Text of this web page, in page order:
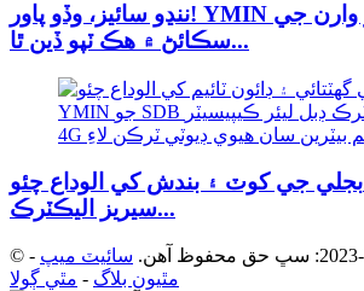
ننڍو سائيز، وڏو پاور! YMIN ڪيپيسٽر تيز رفتار وارن جي
سڪائڻ ۾ هڪ ٽپو ڏين ٿا...
بجلي جي کوٽ ۽ بندش کي الوداع چئو: YMIN جي SDB
سيريز اليڪٽرڪ...
سائيٽ ميپ -
مٿيون بلاگ - مٿي ڳولا